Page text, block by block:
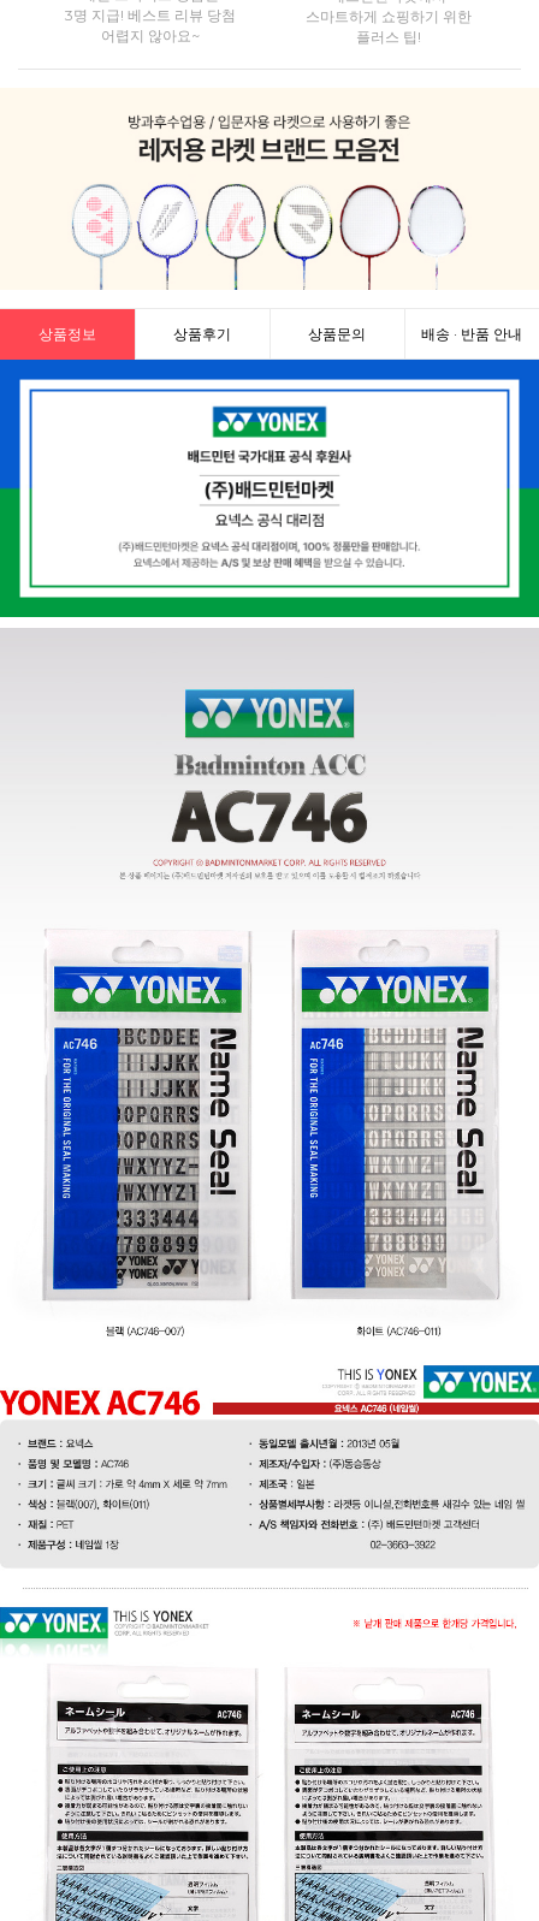
3명 지급! 베스트 리뷰 당첨
어렵지 않아요~
스마트하게 쇼핑하기 위한
플러스 팁!
상품정보 상품후기 상품문의 배송 · 반품 안내